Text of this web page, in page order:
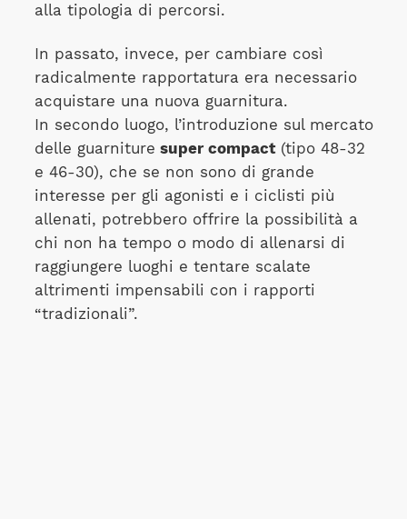
alla tipologia di percorsi.
In passato, invece, per cambiare così
radicalmente rapportatura era necessario
acquistare una nuova guarnitura.
In secondo luogo, l’introduzione sul mercato
delle guarniture super compact(tipo 48-32
e 46-30), che se non sono di grande
interesse per gli agonisti e i ciclisti più
allenati, potrebbero offrire la possibilità a
chi non ha tempo o modo di allenarsi di
raggiungere luoghi e tentare scalate
altrimenti impensabili con i rapporti
“tradizionali”.